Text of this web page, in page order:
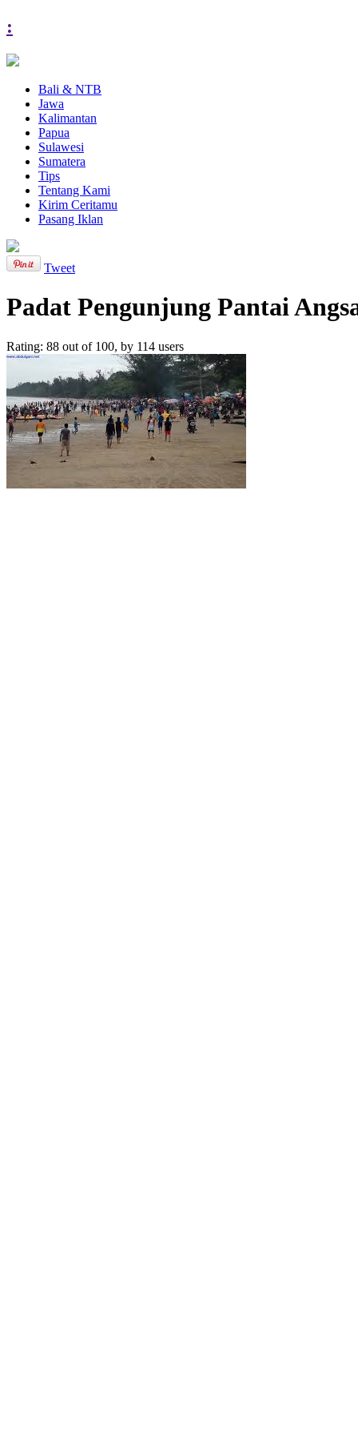
:
Bali & NTB
Jawa
Kalimantan
Papua
Sulawesi
Sumatera
Tips
Tentang Kami
Kirim Ceritamu
Pasang Iklan
Tweet
Padat Pengunjung Pantai
Rating: 88 out of 100, by 114 users